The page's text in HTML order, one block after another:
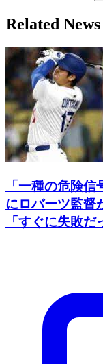
Related News
「一種の危険
にロバーツ監督
「すぐに失敗だ